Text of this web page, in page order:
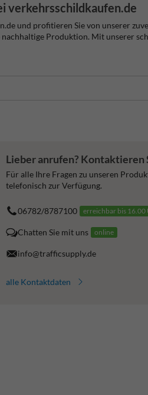
verkehrsschildkaufen.de
und profitieren Sie von unserer
Produktion. Mit unserer
Lieber anrufen? Kontaktieren
Für alle Ihre Fragen zu unseren
telefonisch zur Verfügung.
06782/8787100 erreichbar bis 16.00
Chatten Sie mit uns online
info@trafficsupply.de
alle Kontaktdaten